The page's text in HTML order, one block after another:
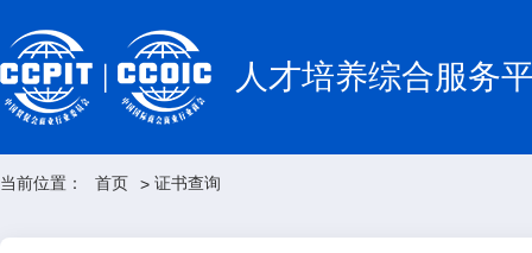
人才培养综合服务
当前位置： 首页 > 证书查询